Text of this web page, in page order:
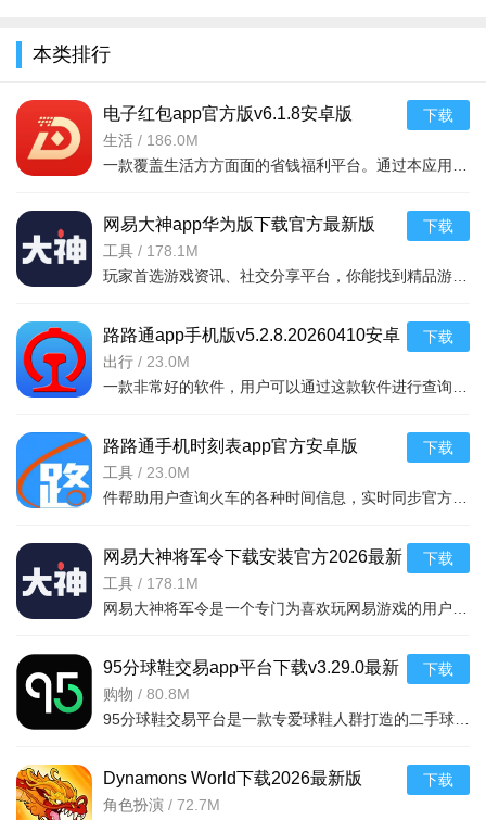
本类排行
电子红包app官方版v6.1.8安卓版
生活 / 186.0M
下载
网易大神app华为版下载官方最新版
v4.15.0华为版
工具 / 178.1M
下载
路路通app手机版v5.2.8.20260410安卓
版
出行 / 23.0M
下载
路路通手机时刻表app官方安卓版
v5.2.8.20260410安卓版
工具 / 23.0M
下载
网易大神将军令下载安装官方2026最新
版v4.15.0安卓版
工具 / 178.1M
下载
95分球鞋交易app平台下载v3.29.0最新
版
购物 / 80.8M
下载
Dynamons World下载2026最新版
v1.12.62 安卓版
角色扮演 / 72.7M
下载